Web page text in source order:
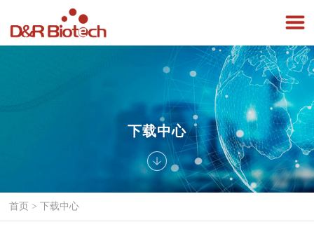
下载中心
首页 >下载中心